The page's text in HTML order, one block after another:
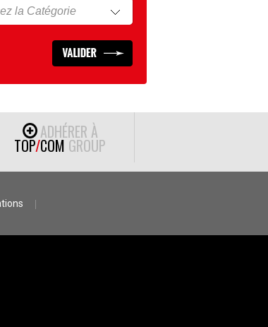
ADHÉRER À
TOP/COM GROUP